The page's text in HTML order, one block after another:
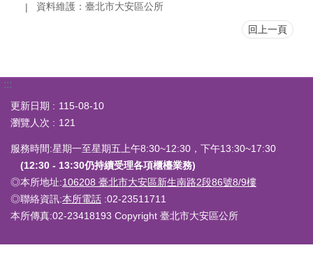
資料維護：臺北市大安區公所
回上一頁
:::
更新日期
115-08-10
瀏覽人次
121
服務時間:星期一至星期五上午8:30~12:30，下午13:30~17:30
(12:30 - 13:30仍持續受理各項櫃檯業務)
◎本所地址:106208 臺北市大安區新生南路2段86號8/9樓
◎聯絡資訊:本所電話 :02-23511711
本所傳真:02-23418193 Copyright 臺北市大安區公所